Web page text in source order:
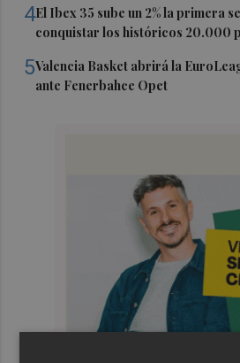
4El Ibex 35 sube un 2% la primera
conquistar los históricos 20.000
5Valencia Basket abrirá la
ante Fenerbahce Opet